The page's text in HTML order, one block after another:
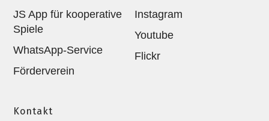
JS App für kooperative
Spiele
WhatsApp-Service
Förderverein
Instagram
Youtube
Flickr
Kontakt